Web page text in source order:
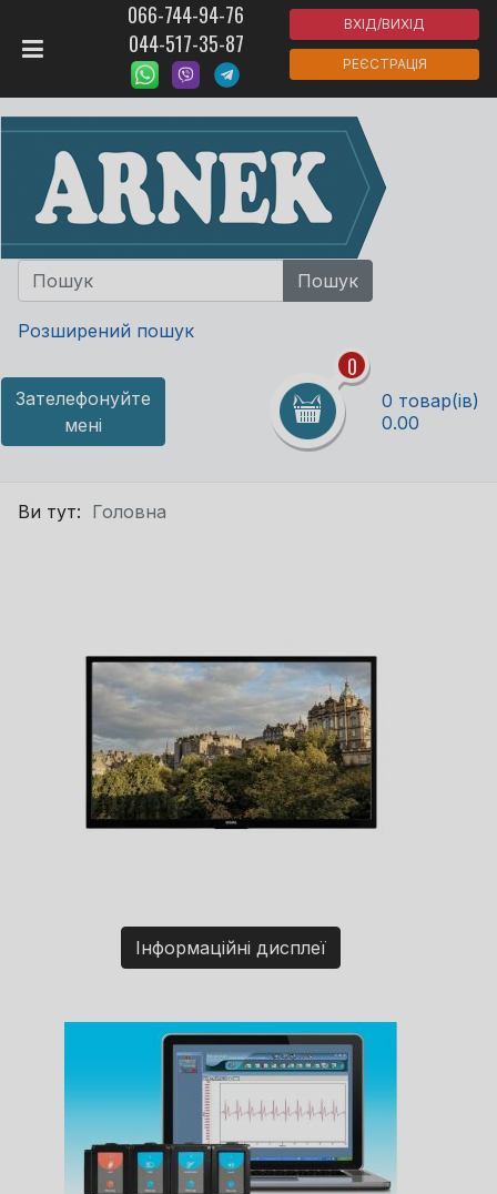
066-744-94-76
044-517-35-87
ВХІД/ВИХІД
РЕЄСТРАЦІЯ
Розширений пошук
Зателефонуйте
мені
0
0 товар(ів)
0.00
Ви тут: Головна
Інформаційні дисплеї